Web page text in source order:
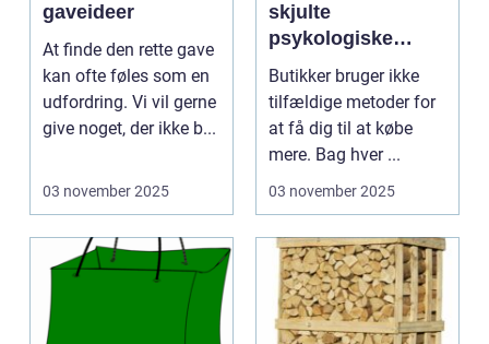
gaveideer
At finde den rette gave
kan ofte føles som en
udfordring. Vi vil gerne
give noget, der ikke b...
03 november 2025
skjulte
psykologiske
tricks
Butikker bruger ikke
tilfældige metoder for
at få dig til at købe
mere. Bag hver ...
03 november 2025